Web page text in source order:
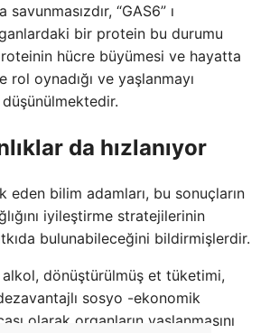
“GAS6” ı
bir protein bu durumu
hücre büyümesi ve hayatta
rol oynadığı ve yaşlanmayı
düşünülmektedir.
da hızlanıyor
eden bilim adamları, bu sonuçların
iyileştirme stratejilerinin
bulunabileceğini bildirmişlerdir.
alkol, dönüştürülmüş et tüketimi,
sosyo -ekonomik
olarak organların yaşlanmasını